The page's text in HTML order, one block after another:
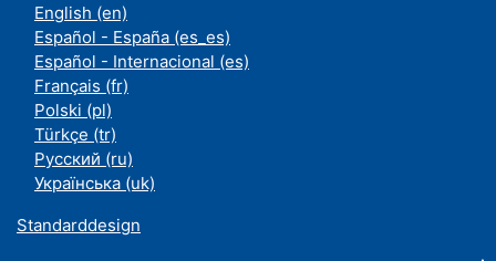
English ‎(en)‎
Español - España ‎(es_es)‎
Español - Internacional ‎(es)‎
Français ‎(fr)‎
Polski ‎(pl)‎
Türkçe ‎(tr)‎
Русский ‎(ru)‎
Українська ‎(uk)‎
Standarddesign